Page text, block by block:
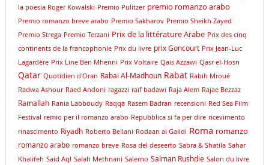
la poesia Roger Kowalski Premio Pulitzer premio romanzo arabo
Premio romanzo breve arabo Premio Sakharov Premio Sheikh Zayed
Premio Strega Premio Terzani Prix de la littérature Arabe Prix des cinq
continents de la francophonie Prix du livre prix Goncourt Prix Jean-Luc
Lagardère Prix Line Ben Mhenni Prix Voltaire Qais Azzawi Qasr el-Hosn
Qatar Quotidien d'Oran Rabai Al-Madhoun Rabat Rabih Mroué
Radwa Ashour Raed Andoni ragazzi raif badawi Raja Alem Rajae Bezzaz
Ramallah Rania Labboudy Raqqa Rasem Badran recensioni Red Sea Film
Festival remio per il romanzo arabo Repubblica si fa per dire ricevimento
rinascimento Riyadh Roberto Bellani Rodaan al Galidi Roma romanzo
romanzo arabo romanzo breve Rosa del deseerto Sabra & Shatila Sahar
Khalifeh Said Aql Salah Methnani Salerno Salman Rushdie Salon du livre